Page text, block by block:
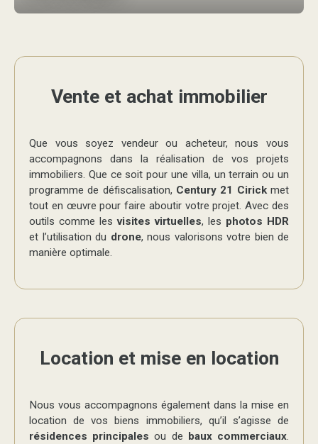
Vente et achat immobilier
Que vous soyez vendeur ou acheteur, nous vous
accompagnons dans la réalisation de vos projets
immobiliers. Que ce soit pour une villa, un terrain ou un
programme de défiscalisation, Century 21 Cirickmet
tout en œuvre pour faire aboutir votre projet. Avec des
outils comme lesvisites virtuelles, les photos HDR
et l’utilisation du drone, nous valorisons votre bien de
manière optimale.
Location et mise en location
Nous vous accompagnons également dans la mise en
location de vos biens immobiliers, qu’il s’agisse de
résidences principales ou de baux commerciaux.